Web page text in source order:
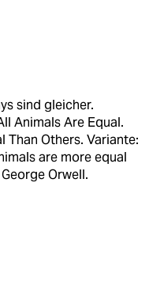
sind gleicher.
Animals Are Equal.
Than Others. Variante:
are more equal
Orwell.